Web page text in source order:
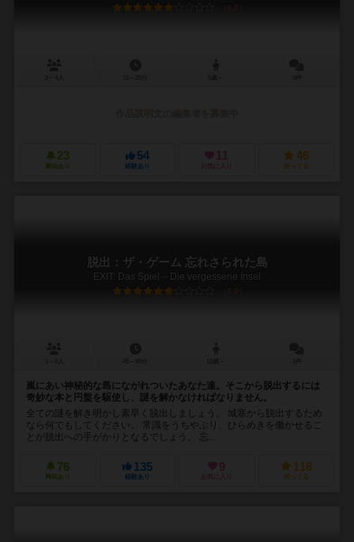
6.0
23
興味あり
54
経験あり
11
お気に入り
46
持ってる
脱出：ザ・ゲーム 忘れさられた島
EXIT: Das Spiel – Die vergessene Insel
6.0
嵐にあい神秘的な島にながれついたあなた達。そこから脱出するには
奇妙な本と円盤を駆使し、謎を解かなければなりません。
全ての謎を解き明かし素早く脱出しましょう。 城塞から脱出するため
なら何でもしてください。 常識をうちやぶり、ひらめきを働かせるこ
とが脱出への手がかりとなるでしょう。 忘...
76
興味あり
135
経験あり
9
お気に入り
118
持ってる